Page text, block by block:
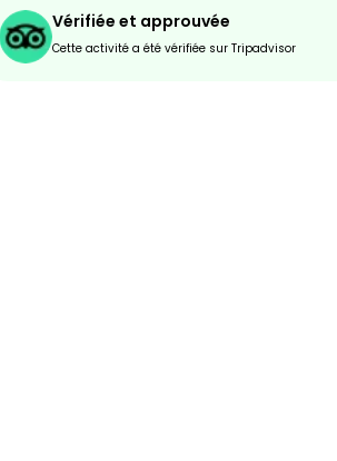
Vérifiée et approuvée
Cette activité a été vérifiée sur Tripadvisor